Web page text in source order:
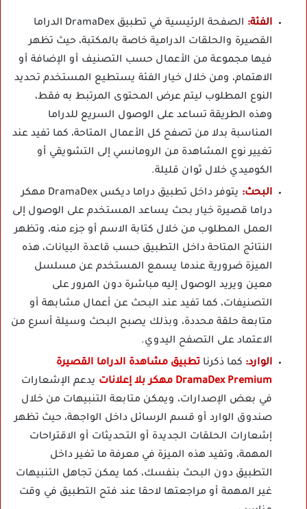
الفئة:
الصفحة الرئيسية في تطبيق DramaDex الدراما
القصيرة والحلقات الدرامية خاصة بالمكتبة، حيث تظهر
فيها مجموعة من الأعمال حسب التصنيف أو الإضافة أو
الاهتمام، ومن خلال خيار الفئة يستطيع المستخدم تحديد
النوع المطلوب ليتم عرض المحتوى المرتبط به فقط،
وهذه الطريقة تساعد على الوصول السريع للدراما
المناسبة بدلا من تصفح كل الأعمال المتاحة، كما تفيد عند
تغيير نوع المشاهدة من الرومانسي إلى التشويقي أو
الكوميدي خلال ثوان قليلة.
البحث:
يتوفر داخل تطبيق دراما ديكس DramaDex مهكر
دراما قصيرة خيار بحث يساعد المستخدم على الوصول إلى
العمل المطلوب من خلال كتابة الاسم أو جزء منه، وتظهر
النتائج المتاحة داخل التطبيق حسب قاعدة البيانات، هذه
الميزة ضرورية عندما يسمع المستخدم عن مسلسل
معين ويريد الوصول إليه مباشرة دون المرور على
التصنيفات، كما تفيد عند البحث عن أعمال مشابهة أو
متابعة حلقة محددة، وبذلك يصبح البحث وسيلة أسرع من
الاعتماد على التصفح اليدوي.
الوارد: كما ذكرنا تطبيق مشاهدة الدراما القصيرة
DramaDex Premium مهكر بلا إعلانات
يدعم الإشعارات
في بعض الإصدارات، ويمكن متابعة التنبيهات من خلال
صندوق الوارد أو قسم الرسائل داخل الواجهة، حيث تظهر
إشعارات الحلقات الجديدة أو التحديثات أو الاقتراحات
المهمة، وتفيد هذه الميزة في معرفة ما تغير داخل
التطبيق دون البحث بنفسك، كما يمكن تجاهل التنبيهات
غير المهمة أو مراجعتها لاحقا عند فتح التطبيق في وقت